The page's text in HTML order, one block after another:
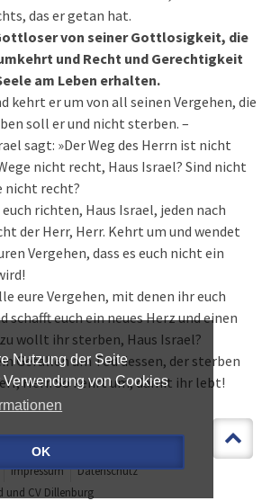
Nutzung der Seite
von Cookies
OK
das er getan hat.
von seiner Gottlosigkeit, die
und Recht und Gerechtigkeit
am Leben erhalten.
kehrt er um von all seinen Vergehen, die
soll er und nicht sterben. –
sagt: »Der Weg des Herrn ist nicht
nicht recht, Haus Israel? Sind nicht
nicht recht?
richten, Haus Israel, jeden nach
der Herr, Herr. Kehrt um und wendet
Vergehen, dass es euch nicht ein
eure Vergehen, mit denen ihr euch
schafft euch ein neues Herz und einen
wollt ihr sterben, Haus Israel?
Gefallen am Tod dessen, der sterben
Herr. So kehrt um, damit ihr lebt!
Impressum
Datenschutz
und CV Dillenburg